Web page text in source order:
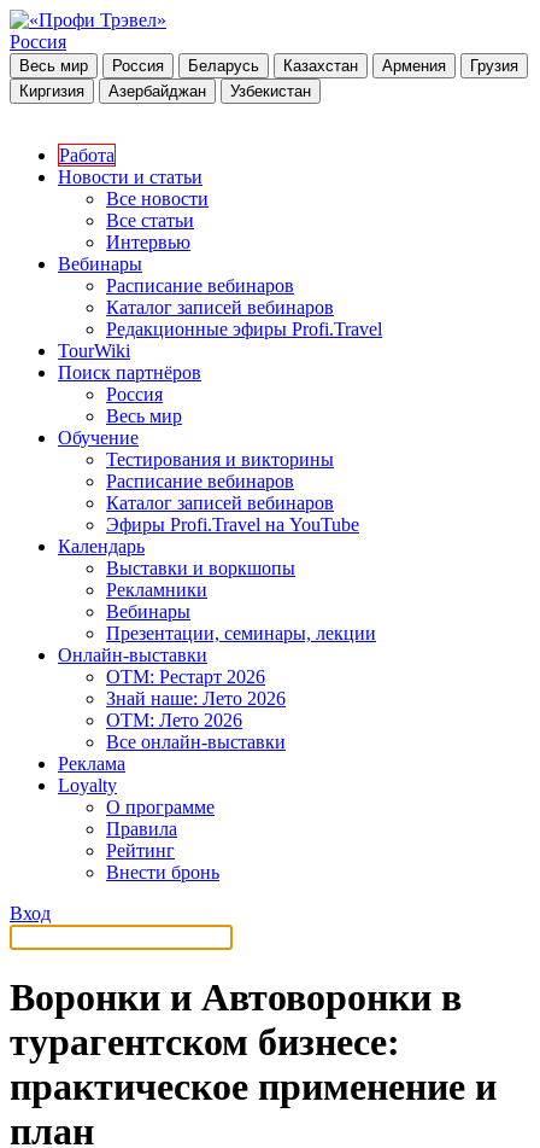
Россия
Весь мир Россия Беларусь Казахстан Армения
Грузия
Киргизия
Азербайджан Узбекистан
Работа
Новости и статьи
Все новости
Все статьи
Интервью
Вебинары
Расписание вебинаров
Каталог записей вебинаров
Редакционные эфиры Profi.Travel
TourWiki
Поиск партнёров
Россия
Весь мир
Обучение
Тестирования и викторины
Расписание вебинаров
Каталог записей вебинаров
Эфиры Profi.Travel на YouTube
Календарь
Выставки и воркшопы
Рекламники
Вебинары
Презентации, семинары, лекции
Онлайн-выставки
OTM: Рестарт 2026
Знай наше: Лето 2026
OTM: Лето 2026
Все онлайн-выставки
Реклама
Loyalty
О программе
Правила
Рейтинг
Внести бронь
Вход
Воронки и Автоворонки в
турагентском бизнесе:
практическое применение и
план